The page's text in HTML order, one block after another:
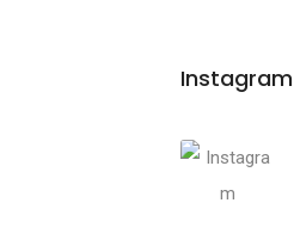
Instagram